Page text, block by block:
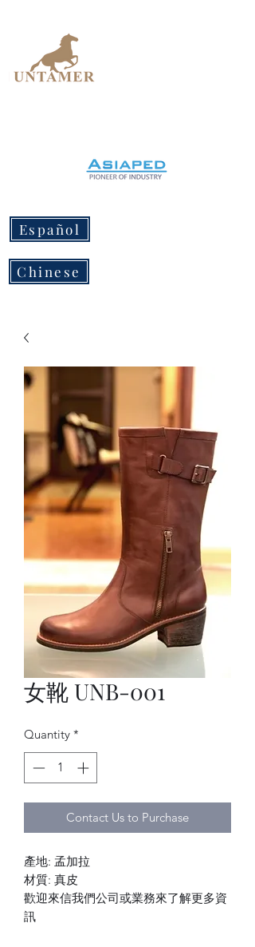
Español
Chinese
女靴 UNB-001
Quantity *
Contact Us to Purchase
產地: 孟加拉
材質: 真皮
歡迎來信我們公司或業務來了解更多資
訊